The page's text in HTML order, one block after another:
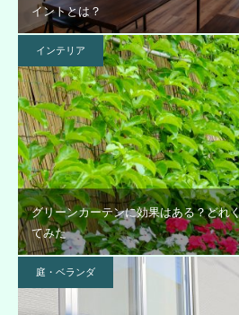
イントとは？
インテリア
グリーンカーテンに効果はある？どれ
てみた
庭・ベランダ